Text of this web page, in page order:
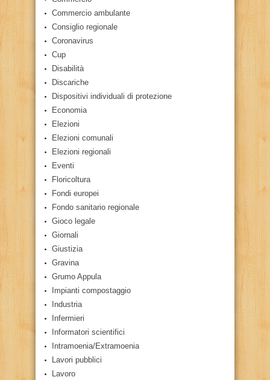
Commercio ambulante
Consiglio regionale
Coronavirus
Cup
Disabilità
Discariche
Dispositivi individuali di protezione
Economia
Elezioni
Elezioni comunali
Elezioni regionali
Eventi
Floricoltura
Fondi europei
Fondo sanitario regionale
Gioco legale
Giornali
Giustizia
Gravina
Grumo Appula
Impianti compostaggio
Industria
Infermieri
Informatori scientifici
Intramoenia/Extramoenia
Lavori pubblici
Lavoro